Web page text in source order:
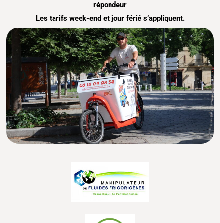
répondeur
Les tarifs week-end et jour férié s’appliquent.